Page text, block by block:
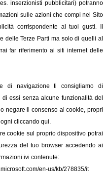
inserzionisti pubblicitari) potranno
sulle azioni che compi nel Sito
corrispondente ai tuoi gusti. Il
delle Terze Parti ma solo di quelli al
far riferimento ai siti internet delle
di navigazione ti consigliamo di
essi senza alcune funzionalità del
negare il consenso ai cookie, propri
cliccando qui.
cookie sul proprio dispositivo potrai
del tuo browser accedendo ai
ivi contenute:
en-us/kb/278835/it